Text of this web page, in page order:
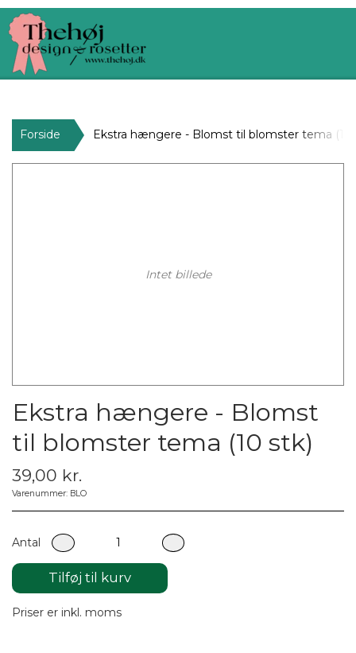
Forside Ekstra hængere - Blomst til blomster tema (10
Intet billede
Ekstra hængere - Blomst
til blomster tema (10 stk)
39,00 kr.
Varenummer: BLO
Antal
Tilføj til kurv
Priser er inkl. moms